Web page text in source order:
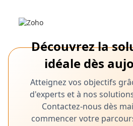
Découvrez la
idéale dès
Atteignez vos objectifs
d'experts et à nos
Contactez-nous dès
commencer votre